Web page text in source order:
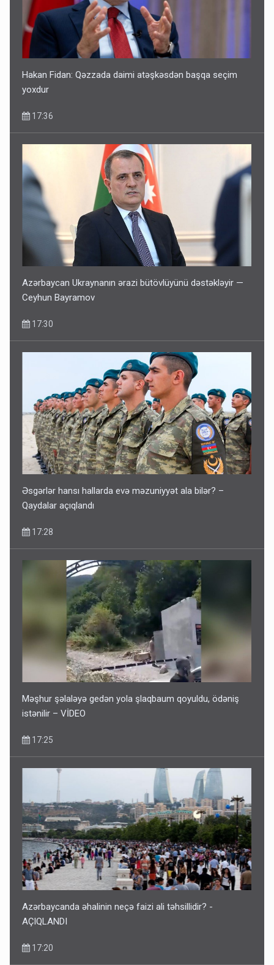
Hakan Fidan: Qəzzada daimi atəşkəsdən başqa seçim
yoxdur
17:36
Azərbaycan Ukraynanın ərazi bütövlüyünü dəstəkləyir —
Ceyhun Bayramov
17:30
Əsgərlər hansı hallarda evə məzuniyyət ala bilər? –
Qaydalar açıqlandı
17:28
Məşhur şəlaləyə gedən yola şlaqbaum qoyuldu, ödəniş
istənilir – VİDEO
17:25
Azərbaycanda əhalinin neçə faizi ali təhsillidir? -
AÇIQLANDI
17:20